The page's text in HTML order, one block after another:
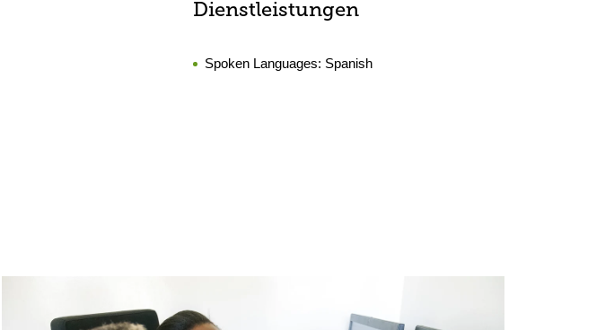
Dienstleistungen
Spoken Languages: Spanish